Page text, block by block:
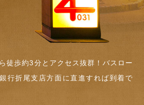
徒歩約3分とアクセス抜群！バスロー
行折尾支店方面に直進すれば到着で